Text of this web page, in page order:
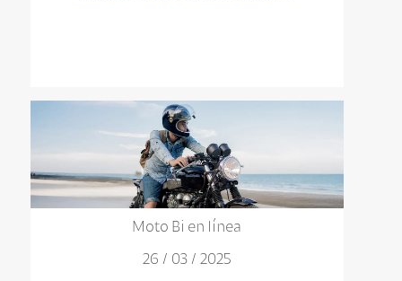
Moto Bi en línea
26 / 03 / 2025